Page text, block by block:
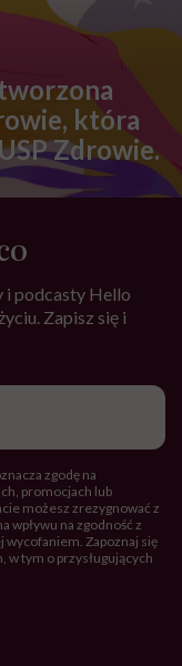
która
Zdrowie.
i podcasty Hello
Zapisz się i
zgodę na
promocjach lub
możesz zrezygnować z
wpływu na zgodność z
Zapoznaj się
tym o przysługujących